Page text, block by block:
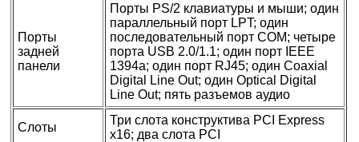
Порты
задней
панели
Порты PS/2 клавиатуры и мыши; один
параллельный порт LPT; один
последовательный порт COM; четыре
порта USB 2.0/1.1; один порт IEEE
1394a; один порт RJ45; один Coaxial
Digital Line Out; один Optical Digital
Line Out; пять разъемов аудио
Слоты
Три слота конструктива PCI Express
x16; два слота PCI